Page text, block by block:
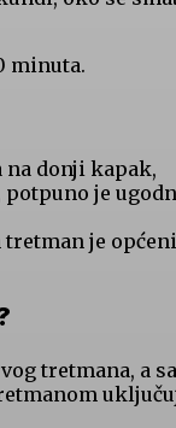
minuta.
na donji kapak,
potpuno je
tretman je
tretmana, a